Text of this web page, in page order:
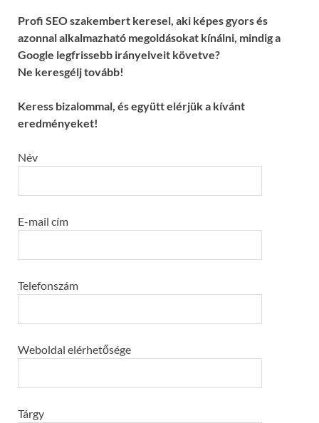
Profi SEO szakembert keresel, aki képes gyors és
azonnal alkalmazható megoldásokat kínálni, mindig a
Google legfrissebb irányelveit követve?
Ne keresgélj tovább!
Keress bizalommal, és együtt elérjük a kívánt
eredményeket!
Név
E-mail cím
Telefonszám
Weboldal elérhetősége
Tárgy